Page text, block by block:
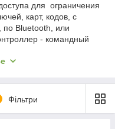
для ограничения
карт, кодов, с
Bluetooth, или
- командный
системы.
для одной точки
данных, блоком
подключаются к
Фільтри